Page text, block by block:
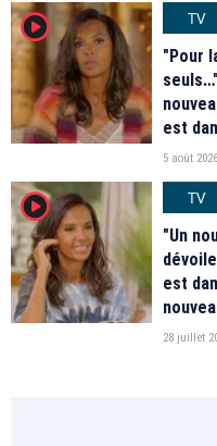
player2
TV
"Pour
est
5 août 2026
player2
TV
"Un
est
28 juillet